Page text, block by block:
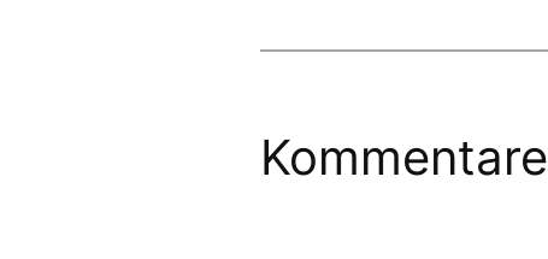
Kommentare